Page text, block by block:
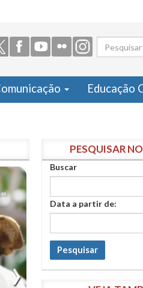
de
Educação
PESQUISAR
Buscar
Data a partir de:
Pesquisar